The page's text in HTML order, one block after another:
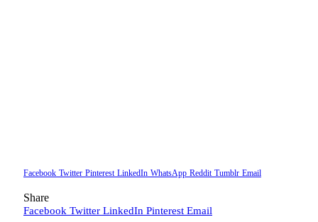
Facebook Twitter Pinterest LinkedIn WhatsApp Reddit Tumblr Email
Share
Facebook Twitter LinkedIn Pinterest Email